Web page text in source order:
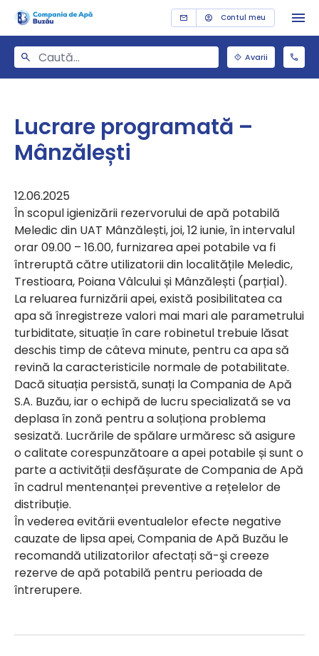
Contul meu
Avarii
Lucrare programată –
Mânzălești
12.06.2025
În scopul igienizării rezervorului de apă potabilă
Meledic din UAT Mânzălești, joi, 12 iunie, în intervalul
orar 09.00 – 16.00, furnizarea apei potabile va fi
întreruptă către utilizatorii din localitățile Meledic,
Trestioara, Poiana Vâlcului și Mânzălești (parțial).
La reluarea furnizării apei, există posibilitatea ca
apa să înregistreze valori mai mari ale parametrului
turbiditate, situație în care robinetul trebuie lăsat
deschis timp de câteva minute, pentru ca apa să
revină la caracteristicile normale de potabilitate.
Dacă situația persistă, sunați la Compania de Apă
S.A. Buzău, iar o echipă de lucru specializată se va
deplasa în zonă pentru a soluționa problema
sesizată. Lucrările de spălare urmăresc să asigure
o calitate corespunzătoare a apei potabile și sunt o
parte a activității desfășurate de Compania de Apă
în cadrul mentenanței preventive a rețelelor de
distribuție.
În vederea evitării eventualelor efecte negative
cauzate de lipsa apei, Compania de Apă Buzău le
recomandă utilizatorilor afectați să-şi creeze
rezerve de apă potabilă pentru perioada de
întrerupere.